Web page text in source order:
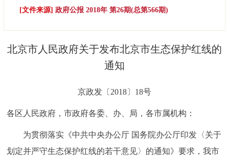
决策公开 专题公开
便民服务 利企服务 投资项目
中介服务 阳光政务
[文件来源] 政府公报 2018年 第26期(总第566期)
北京市人民政府关于发布北京市生态保护红线的
通知
京政发〔2018〕18号
各区人民政府，市政府各委、办、局，各市属机构：
为贯彻落实《中共中央办公厅 国务院办公厅印发〈关于
划定并严守生态保护红线的若干意见〉的通知》要求，我市